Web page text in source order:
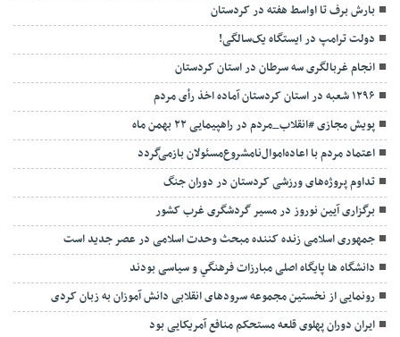
بارش برف‌ تا اواسط هفته در کردستان
دولت ترامپ در ایستگاه یک‌سالگی!
انجام غربالگری سه سرطان در استان کردستان
۱۲۹۶ شعبه ‌در استان کردستان آماده اخذ رأی مردم
پویش مجازی #انقلاب_مردم در راهپیمایی ۲۲ بهمن ماه
اعتماد مردم با اعاده‌اموال‌نامشروع‌مسئولان بازمی‌گردد
تداوم پروژه‌های ورزشی کردستان در دوران جنگ
برگزاری آیین نوروز در مسیر گردشگری غرب کشور
جمهوری اسلامی زنده کننده مبحث وحدت اسلامی در عصر جدید است
دانشگاه ها پایگاه اصلی مبارزات فرهنگي و سیاسی بودند
رونمایی از نخستین مجموعه سرودهای انقلابی دانش آموزان به زبان کردی
ایران دوران پهلوی قلعه مستحکم منافع آمریکایی بود